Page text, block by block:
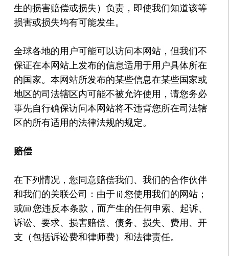
生的损害赔偿或损失）负责，即使我们知道该等
损害或损失均有可能发生。
全球各地的用户可能可以访问本网站，但我们不
保证在本网站上发布的信息适用于用户具体所在
的国家。本网站所发布的某些信息在某些国家或
地区的司法辖区内可能不被允许使用，请您务必
事先自行确保访问本网站将不违背您所在司法辖
区的所有适用的法律法规的规定。
赔偿
在下列情况，您同意赔偿我们、我们的合作伙伴
和我们的关联公司：由于 (i) 您使用我们的网站；
或(ii) 您违反本条款，而产生的任何申索、起诉、
诉讼、要求、损害赔偿、债务、损失、费用、开
支（包括诉讼费和律师费）和法律责任。